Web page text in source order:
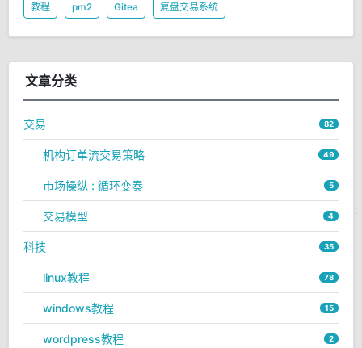
教程 pm2 Gitea 复盘交易系统
文章分类
交易 82
机构订单流交易策略 49
市场操纵 : 循环变奏 5
交易模型 4
科技 35
linux教程 78
windows教程 15
wordpress教程 2